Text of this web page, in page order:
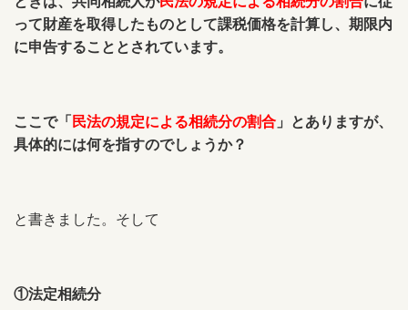
って財産を取得したものとして課税価格を計算し、期限内
に申告することとされています。
ここで「 民法の規定による相続分の割合 」とありますが、
具体的には何を指すのでしょうか？
と書きました。そして
①法定相続分